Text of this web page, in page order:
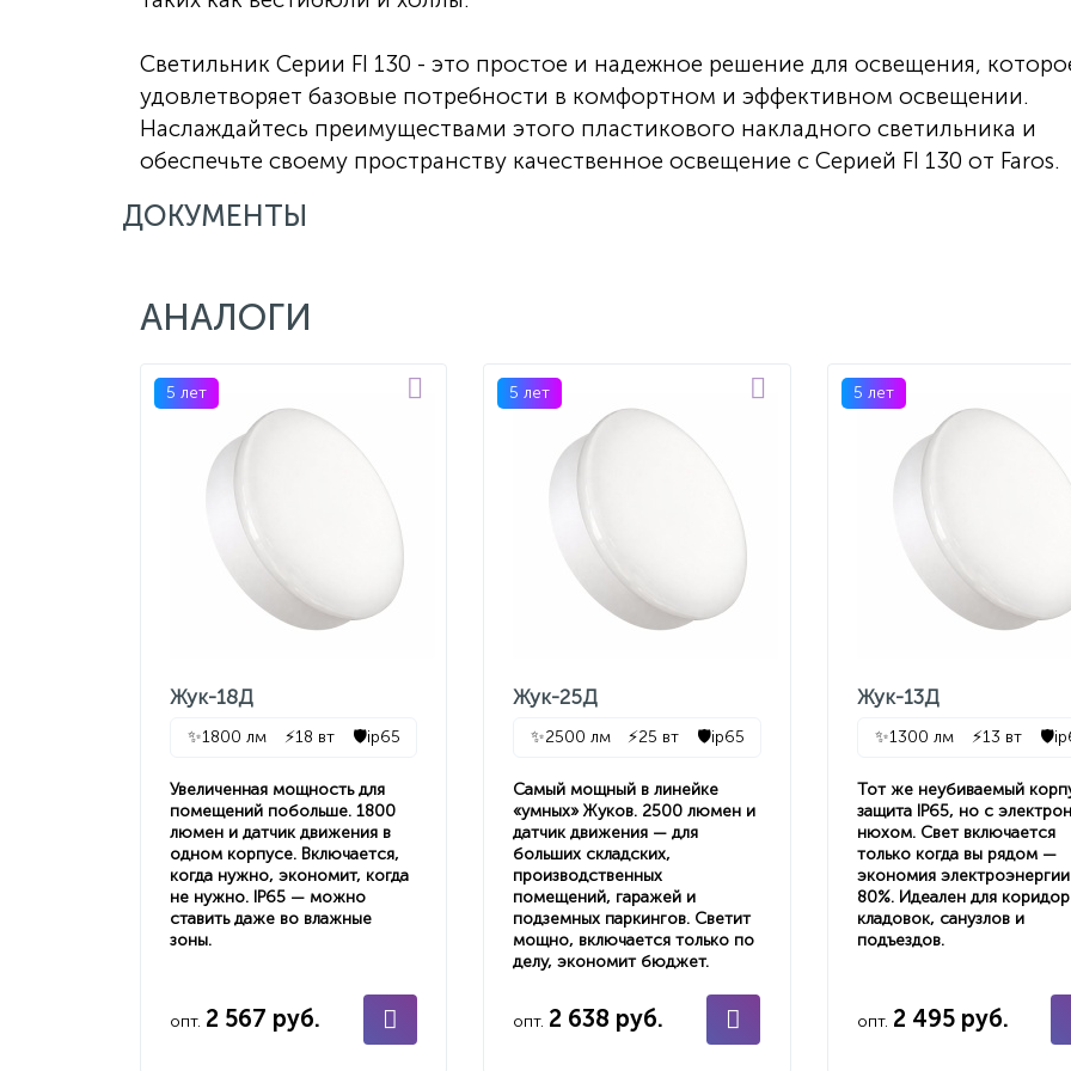
Светильник Серии FI 130 - это простое и надежное решение для освещения,
удовлетворяет базовые потребности в комфортном и эффективном освещении.
Наслаждайтесь преимуществами этого пластикового накладного светильника и
обеспечьте своему пространству качественное освещение с Серией FI 130 от Faros.
ДОКУМЕНТЫ
АНАЛОГИ
5 лет
Жук-18Д
✨1800 лм ⚡18 вт 🛡️ip65
Увеличенная мощность для
помещений побольше. 1800
люмен и датчик движения в
одном корпусе. Включается,
когда нужно, экономит, когда
не нужно. IP65 — можно
ставить даже во влажные
зоны.
опт. 2 567 руб.
5 лет
Жук-25Д
✨2500 лм ⚡25 вт 🛡️ip65
Самый мощный в линейке
«умных» Жуков. 2500 люмен и
датчик движения — для
больших складских,
производственных
помещений, гаражей и
подземных паркингов. Светит
мощно, включается только по
делу, экономит бюджет.
опт. 2 638 руб.
5 лет
Жук-13Д
✨1300 лм ⚡13 вт 🛡️
Тот же неубиваемый
защита IP65, но с
нюхом. Свет включается
только когда вы рядом —
экономия
80%. Идеален для
кладовок, санузлов и
подъездов.
опт. 2 495 руб.